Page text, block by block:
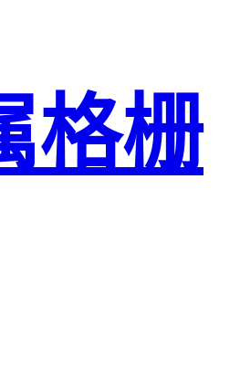
格栅